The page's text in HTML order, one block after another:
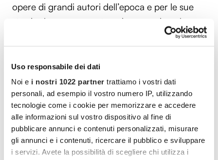
Uso responsabile dei dati
Noi e i nostri 1022 partner trattiamo i vostri dati
personali, ad esempio il vostro numero IP, utilizzando
tecnologie come i cookie per memorizzare e accedere
alle informazioni sul vostro dispositivo al fine di
pubblicare annunci e contenuti personalizzati, misurare
gli annunci e i contenuti, ricercare il pubblico e sviluppare
i servizi. Avete la possibilità di scegliere chi utilizza i
opere di grandi autori dell’epoca e per le sue
strade si possono contemplare capolavori
barocchi di architettura e scultura, come per
Fiumi del Bernini. Spostandosi in
troviamoNoto, considerata come laCapitale
Europea del Barocco, famosa per la sua
ricchezza monumentale. Sito italiano Unesco, la
città tardo barocca
è animata da scenografici
palazzi e antiche chiese, piazze e fontane
maestose. AncheFirenzeè ricca di suggestive